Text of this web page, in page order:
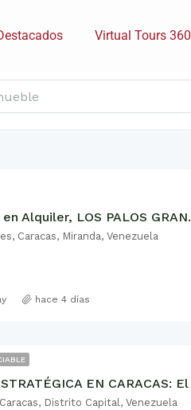
Virtual Tours 360
Caracas, Miranda, Venezuela
hace 4 días
Distrito Capital, Venezuela